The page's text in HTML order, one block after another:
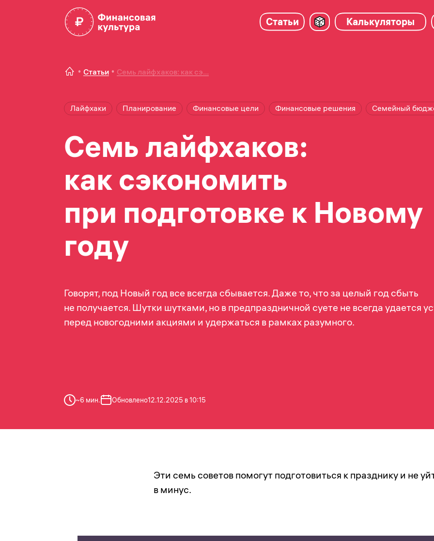
Статьи Калькуляторы
Статьи Cемь лайфхаков: как сэ...
Лайфхаки Планирование Финансовые цели Финансовые решения Семейный
Cемь лайфхаков:
как сэкономить
при подготовке к Новому
году
Говорят, под Новый год все всегда сбывается. Даже то, что за целый год сбыть
не получается. Шутки шутками, но в предпраздничной суете не всегда удается
перед новогодними акциями и удержаться в рамках разумного.
~6 мин. Обновлено12.12.2025 в 10:15
Эти семь советов помогут подготовиться к празднику и не
в минус.